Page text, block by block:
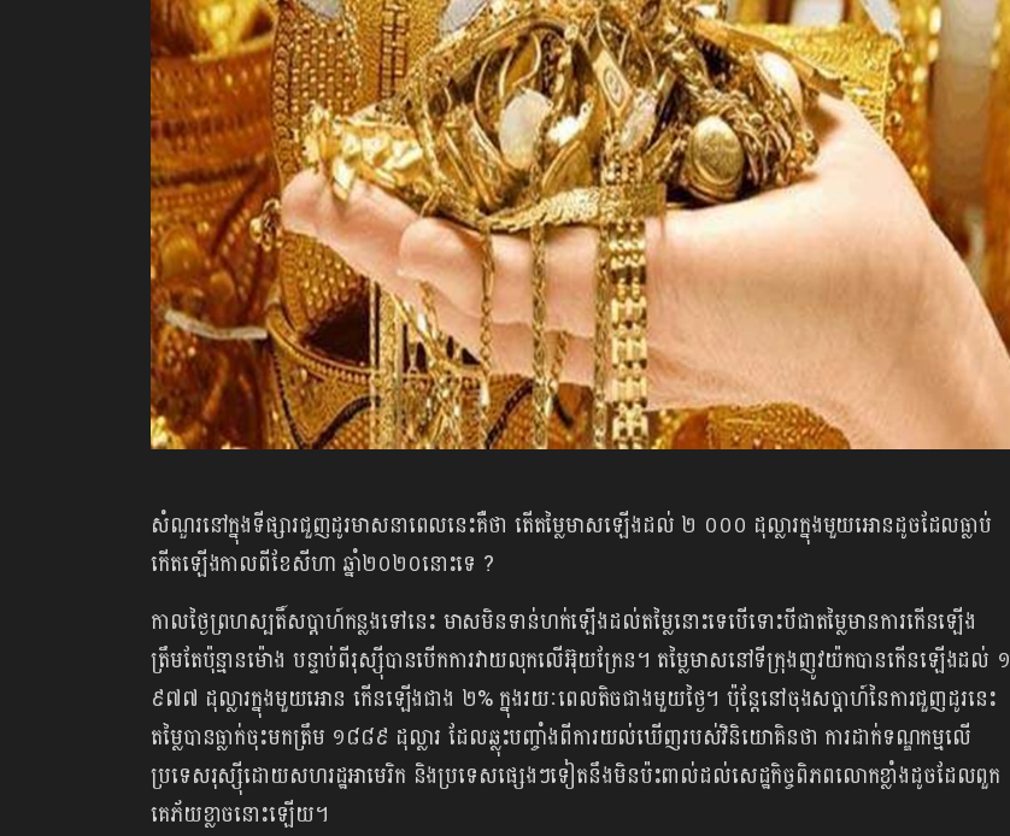
សំណួរនៅក្នុងទីផ្សារជួញដូរមាសនាពេលនេះគឺថា តើតម្លៃមាសឡើងដល់ ២ ០០០ ដុល្លារក្នុងមួយអោនដូចដែលធ្លាប់
កើតឡើងកាលពីខែសីហា ឆ្នាំ២០២០នោះទេ ?
កាលថ្ងៃព្រហស្បតិ៍សប្ដាហ៍កន្លងទៅនេះ មាសមិនទាន់ហក់ឡើងដល់តម្លៃនោះទេបើទោះបីជាតម្លៃមានការកើនឡើង
ត្រឹមតែប៉ុន្មានម៉ោង បន្ទាប់ពីរុស្ស៊ីបានបើកការវាយលុកលើអ៊ុយក្រែន។ តម្លៃមាសនៅទីក្រុងញូវយ៉កបានកើនឡើងដល់ ១
៩៧៧ ដុល្លារក្នុងមួយអោន កើនឡើងជាង ២% ក្នុងរយៈពេលតិចជាងមួយថ្ងៃ។ ប៉ុន្តែនៅចុងសប្តាហ៍នៃការជួញដូរនេះ
តម្លៃបានធ្លាក់ចុះមកត្រឹម ១៨៨៩ ដុល្លារ ដែលឆ្លុះបញ្ចាំងពីការយល់ឃើញរបស់វិនិយោគិនថា ការដាក់ទណ្ឌកម្មលើ
ប្រទេសរុស្ស៊ីដោយសហរដ្ឋអាមេរិក និងប្រទេសផ្សេងៗទៀតនឹងមិនប៉ះពាល់ដល់សេដ្ឋកិច្ចពិភពលោកខ្លាំងដូចដែលពួក
គេភ័យខ្លាចនោះឡើយ។